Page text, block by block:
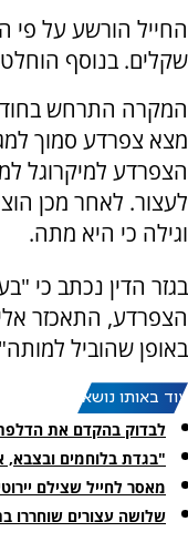
שקלים. בנוסף
המקרה התרחש
מצא צפרדע סמוך
לעצור. לאחר מכן
וגילה כי היא מתה.
בגזר הדין נכתב כי
הצפרדע, התאכזר
באופן שהוביל
עוד באותו נושא:
לבדוק בהקדם את
"בגדת בלוחמים ובצבא,
מאסר לחייל שצילם
שלושה עצורים שוחררו